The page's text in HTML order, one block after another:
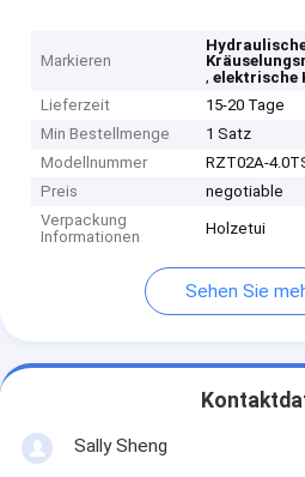
Markieren
,elektrische
Lieferzeit
15-20 Tage
Min Bestellmenge
1 Satz
Modellnummer
RZT02A-
Preis
negotiable
Verpackung
Informationen
Holzetui
Sehen Sie
Sally Sheng